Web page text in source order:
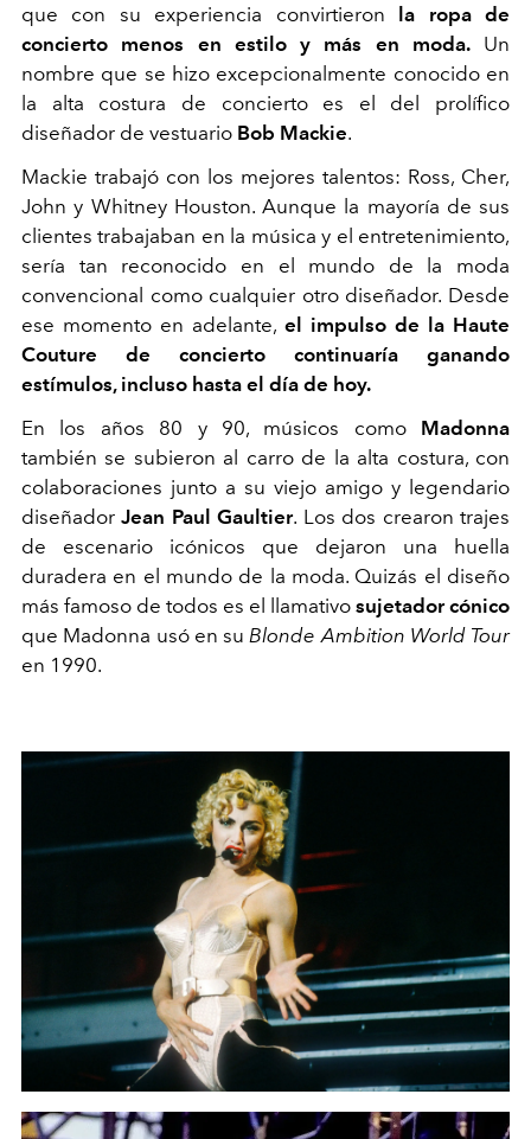
que con su experiencia convirtieron la ropa de
concierto menos en estilo y más en moda.Un
nombre que se hizo excepcionalmente conocido en
la alta costura de concierto es el del prolífico
diseñador de vestuario Bob Mackie.
Mackie trabajó con los mejores talentos: Ross, Cher,
John y Whitney Houston. Aunque la mayoría de sus
clientes trabajaban en la música y el entretenimiento,
sería tan reconocido en el mundo de la moda
convencional como cualquier otro diseñador. Desde
ese momento en adelante, el impulso de la Haute
Couture de concierto continuaría ganando
estímulos, incluso hasta el día de hoy.
En los años 80 y 90, músicos comoMadonna
también se subieron al carro de la alta costura, con
colaboraciones junto a su viejo amigo y legendario
diseñadorJean Paul Gaultier. Los dos crearon trajes
de escenario icónicos que dejaron una huella
duradera en el mundo de la moda. Quizás el diseño
más famoso de todos es el llamativo sujetador cónico
que Madonna usó en su Blonde Ambition World Tour
en 1990.